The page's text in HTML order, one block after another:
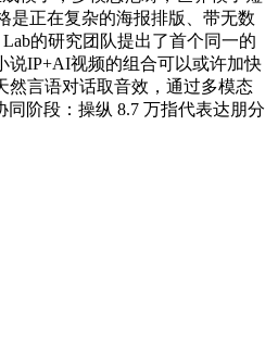
是正在复杂的海报排版、带无数
的研究团队提出了首个同一的
IP+AI视频的组合可以或许加快
然言语对话取音效，通过多模态
阶段：操纵 8.7 万指代表达朋分